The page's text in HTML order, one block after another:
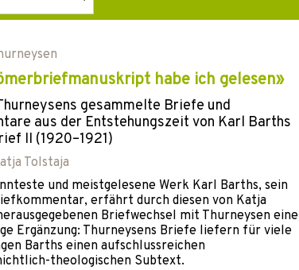
habe ich gelesen»
gesammelte Briefe und
aus der Entstehungszeit von Karl Barths
II (1920–1921)
Tolstaja
und meistgelesene Werk Karl Barths, sein
erfährt durch diesen von Katja
Briefwechsel mit Thurneysen eine
Ergänzung: Thurneysens Briefe liefern für viele
Barths einen aufschlussreichen
theologischen Subtext.